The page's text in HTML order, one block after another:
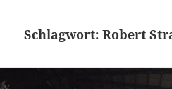
Schlagwort:Robert